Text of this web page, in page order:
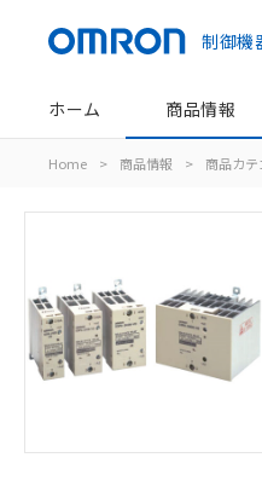
制御機
ホーム 商品情報
Home > 商品情報 > 商品カテ